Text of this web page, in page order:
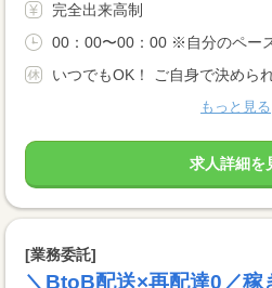
完全出来高制
00：00〜00：00 ※自分のペー
いつでもOK！ ご自身で決めら
もっと見る
求人詳細を
[業務委託]
＼BtoB配送×再配達0／稼